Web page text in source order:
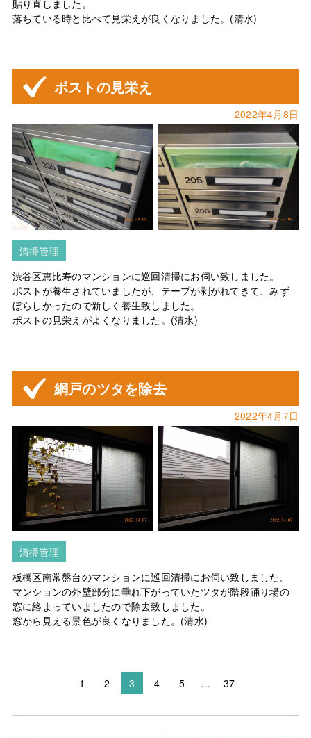
貼り直しました。
落ちている時と比べて見栄えが良くなりました。(清水)
ポストの見栄え
2022年4月8日
清掃管理
渋谷区恵比寿のマンションに巡回清掃にお伺い致しました。
ポストが養生されていましたが、テープが剥がれてきて、みず
ぼらしかったので新しく養生致しました。
ポストの見栄えがよくなりました。(清水)
網戸のツタを除去
2022年4月7日
清掃管理
板橋区南常盤台のマンションに巡回清掃にお伺い致しました。
マンションの外壁部分に垂れ下がっていたツタが階段踊り場の
窓に絡まっていましたので除去致しました。
窓から見える景色が良くなりました。(清水)
1 2 3 4 5 … 37